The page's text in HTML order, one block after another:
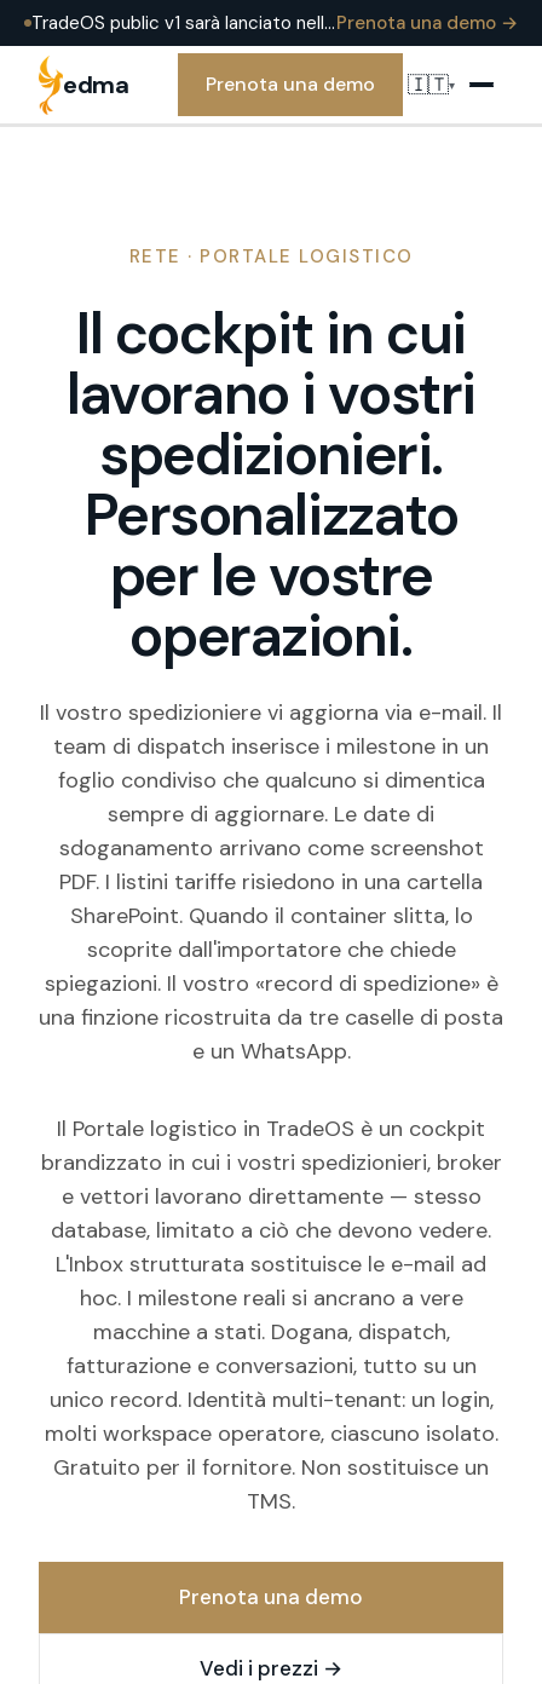
TradeOS public v1 sarà lanciato nell'estate 2026 — già in produzione presso EDMA Group oggi. Prenota una demo per vederlo in una operazione reale.Prenota una demo →
edma Prenota una demo 🇮🇹▾
RETE · PORTALE LOGISTICO
Il cockpit in cui
lavorano i vostri
spedizionieri.
Personalizzato
per le vostre
operazioni.
Il vostro spedizioniere vi aggiorna via e-mail. Il
team di dispatch inserisce i milestone in un
foglio condiviso che qualcuno si dimentica
sempre di aggiornare. Le date di
sdoganamento arrivano come screenshot
PDF. I listini tariffe risiedono in una cartella
SharePoint. Quando il container slitta, lo
scoprite dall'importatore che chiede
spiegazioni. Il vostro «record di spedizione» è
una finzione ricostruita da tre caselle di posta
e un WhatsApp.
Il Portale logistico in TradeOS è un cockpit
brandizzato in cui i vostri spedizionieri, broker
e vettori lavorano direttamente — stesso
database, limitato a ciò che devono vedere.
L'Inbox strutturata sostituisce le e-mail ad
hoc. I milestone reali si ancrano a vere
macchine a stati. Dogana, dispatch,
fatturazione e conversazioni, tutto su un
unico record. Identità multi-tenant: un login,
molti workspace operatore, ciascuno isolato.
Gratuito per il fornitore. Non sostituisce un
TMS.
Prenota una demo
Vedi i prezzi →